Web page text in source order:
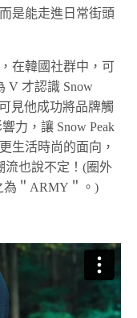
是能走進日常街頭
在韓國社群中，可
V 才認識 Snow
見他成功將品牌觸
力，讓 Snow Peak
生活時尚的面向，
流也說不定！(圈外
為＂ARMY＂。)